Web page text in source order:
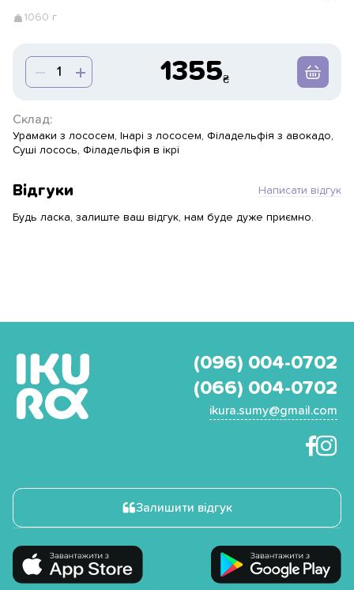
1060 г
1355
Склад:
Урамаки з лососем, Інарі з лососем, Філадельфія з авокадо,
Суші лосось, Філадельфія в ікрі
Відгуки Написати відгук
Будь ласка, залиште ваш відгук, нам буде дуже приємно.
(096) 004-0702
(066) 004-0702
ikura.sumy@gmail.com
Залишити відгук